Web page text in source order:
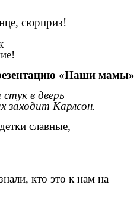
сюрприз!
«Наши мамы»
в дверь
заходит Карлсон.
славные,
кто это к нам на